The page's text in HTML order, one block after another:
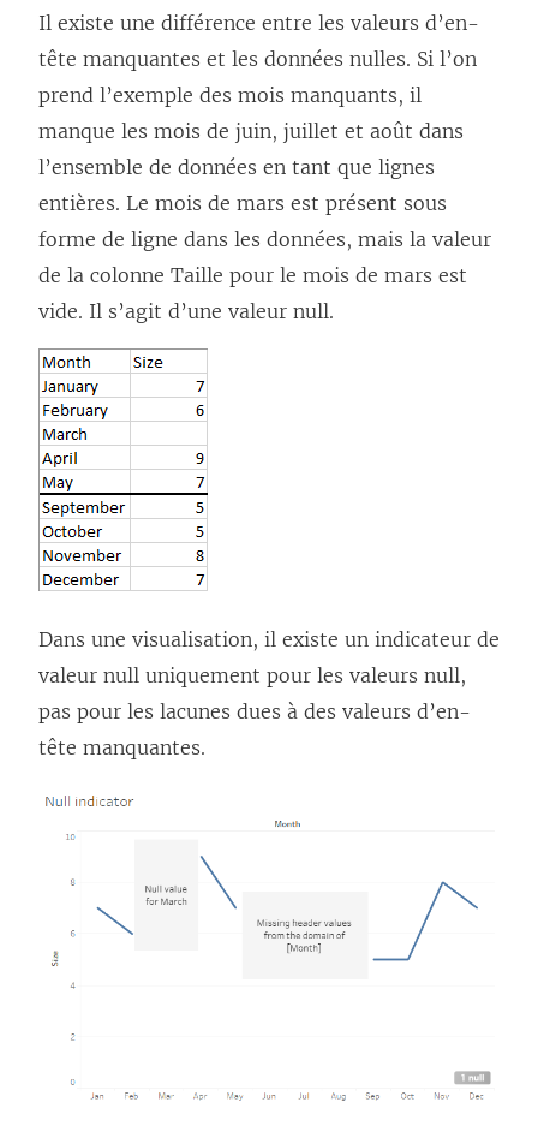
Il existe une différence entre les valeurs d’en-
tête manquantes et les données nulles. Si l’on
prend l’exemple des mois manquants, il
manque les mois de juin, juillet et août dans
l’ensemble de données en tant que lignes
entières. Le mois de mars est présent sous
forme de ligne dans les données, mais la valeur
de la colonne Taille pour le mois de mars est
vide. Il s’agit d’une valeur null.
Dans une visualisation, il existe un indicateur de
valeur null uniquement pour les valeurs null,
pas pour les lacunes dues à des valeurs d’en-
tête manquantes.